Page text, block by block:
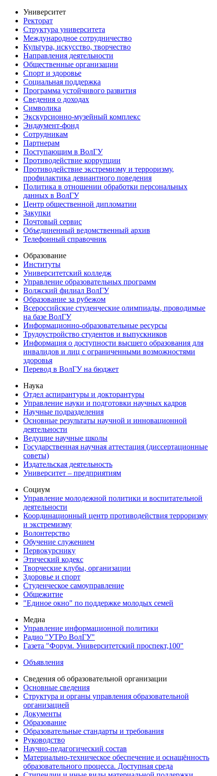
Университет
Ректорат
Структура университета
Международное сотрудничество
Культура, искусство, творчество
Направления деятельности
Общественные организации
Спорт и здоровье
Социальная поддержка
Программа устойчивого развития
Сведения о доходах
Символика
Экскурсионно-музейный комплекс
Эндаумент-фонд
Сотрудникам
Партнерам
Поступающим в ВолГУ
Противодействие коррупции
Противодействие экстремизму и терроризму,
профилактика девиантного поведения
Политика в отношении обработки персональных
данных в ВолГУ
Центр общественной дипломатии
Закупки
Почтовый сервис
Объединенный ведомственный архив
Телефонный справочник
Образование
Институты
Университетский колледж
Управление образовательных программ
Волжский филиал ВолГУ
Образование за рубежом
Всероссийские студенческие олимпиады, проводимые
на базе ВолГУ
Информационно-образовательные ресурсы
Трудоустройство студентов и выпускников
Информация о доступности высшего образования для
инвалидов и лиц с ограниченными возможностями
здоровья
Перевод в ВолГУ на бюджет
Наука
Отдел аспирантуры и докторантуры
Управление науки и подготовки научных кадров
Научные подразделения
Основные результаты научной и инновационной
деятельности
Ведущие научные школы
Государственная научная аттестация (диссертационные
советы)
Издательская деятельность
Университет – предприятиям
Социум
Управление молодежной политики и воспитательной
деятельности
Координационный центр противодействия терроризму
и экстремизму
Волонтерство
Обучение служением
Первокурснику
Этический кодекс
Творческие клубы, организации
Здоровье и спорт
Студенческое самоуправление
Общежитие
"Единое окно" по поддержке молодых семей
Медиа
Управление информационной политики
Радио "УТРо ВолГУ"
Газета "Форум. Университетский проспект,100"
Объявления
Сведения об образовательной организации
Основные сведения
Структура и органы управления образовательной
организацией
Документы
Образование
Образовательные стандарты и требования
Руководство
Научно-педагогический состав
Материально-техническое обеспечение и оснащённость
образовательного процесса. Доступная среда